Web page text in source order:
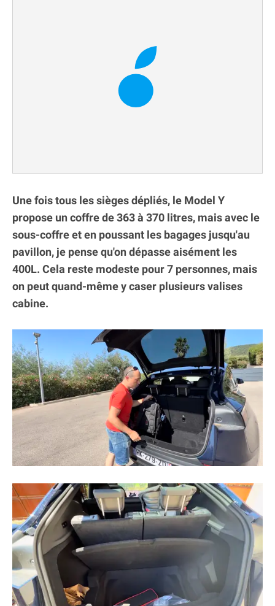
Une fois tous les sièges dépliés, le Model Y
propose un coffre de 363 à 370 litres, mais avec le
sous-coffre et en poussant les bagages jusqu'au
pavillon, je pense qu'on dépasse aisément les
400L. Cela reste modeste pour 7 personnes, mais
on peut quand-même y caser plusieurs valises
cabine.